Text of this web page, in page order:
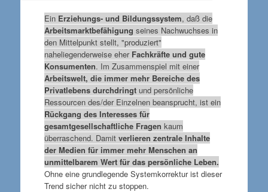
Ein Erziehungs- und Bildungssystem, daß die
Arbeitsmarktbefähigung seines Nachwuchses in
den Mittelpunkt stellt, "produziert"
naheliegenderweise eher Fachkräfte und gute
Konsumenten. Im Zusammenspiel mit einer
Arbeitswelt, die immer mehr Bereiche des
Privatlebens durchdringtund persönliche
Ressourcen des/der Einzelnen beansprucht, ist ein
Rückgang des Interesses für
gesamtgesellschaftliche Fragen kaum
überraschend. Damit verlieren zentrale Inhalte
der Medien für immer mehr Menschen an
unmittelbarem Wert für das persönliche Leben.
Ohne eine grundlegende Systemkorrektur ist dieser
Trend sicher nicht zu stoppen.